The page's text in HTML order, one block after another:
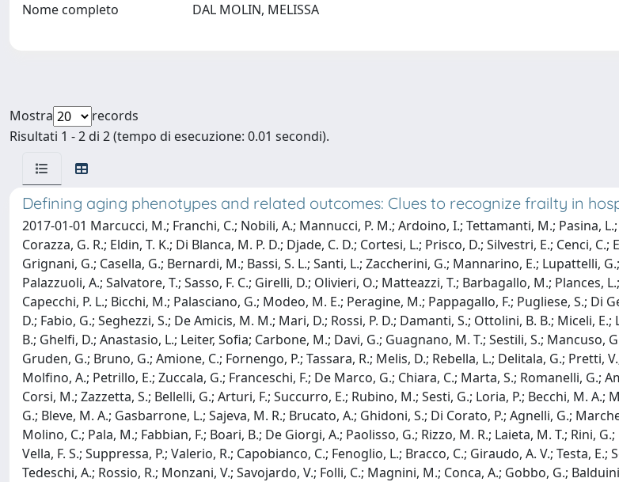
Nome completo DAL MOLIN, MELISSA
Mostra
records
Risultati 1 - 2 di 2 (tempo di esecuzione: 0.01 secondi).
Defining aging phenotypes and related outcomes: Clues to recognize frailty in
2017-01-01 Marcucci, M.; Franchi, C.; Nobili, A.; Mannucci, P. M.; Ardoino, I.; Tettamanti, M.; Pasina,
Corazza, G. R.; Eldin, T. K.; Di Blanca, M. P. D.; Djade, C. D.; Cortesi, L.; Prisco, D.; Silvestri, E.; Cenci,
Grignani, G.; Casella, G.; Bernardi, M.; Bassi, S. L.; Santi, L.; Zaccherini, G.; Mannarino, E.; Lupattelli,
Palazzuoli, A.; Salvatore, T.; Sasso, F. C.; Girelli, D.; Olivieri, O.; Matteazzi, T.; Barbagallo, M.; Plances,
Capecchi, P. L.; Bicchi, M.; Palasciano, G.; Modeo, M. E.; Peragine, M.; Pappagallo, F.; Pugliese, S.;
D.; Fabio, G.; Seghezzi, S.; De Amicis, M. M.; Mari, D.; Rossi, P. D.; Damanti, S.; Ottolini, B. B.; Miceli,
B.; Ghelfi, D.; Anastasio, L.; Leiter, Sofia; Carbone, M.; Davi, G.; Guagnano, M. T.; Sestili, S.; Mancuso,
Gruden, G.; Bruno, G.; Amione, C.; Fornengo, P.; Tassara, R.; Melis, D.; Rebella, L.; Delitala, G.; Pretti,
Molfino, A.; Petrillo, E.; Zuccala, G.; Franceschi, F.; De Marco, G.; Chiara, C.; Marta, S.; Romanelli, G.;
Corsi, M.; Zazzetta, S.; Bellelli, G.; Arturi, F.; Succurro, E.; Rubino, M.; Sesti, G.; Loria, P.; Becchi, M.
G.; Bleve, M. A.; Gasbarrone, L.; Sajeva, M. R.; Brucato, A.; Ghidoni, S.; Di Corato, P.; Agnelli, G.;
Molino, C.; Pala, M.; Fabbian, F.; Boari, B.; De Giorgi, A.; Paolisso, G.; Rizzo, M. R.; Laieta, M. T.; Rini,
Vella, F. S.; Suppressa, P.; Valerio, R.; Capobianco, C.; Fenoglio, L.; Bracco, C.; Giraudo, A. V.; Testa,
Tedeschi, A.; Rossio, R.; Monzani, V.; Savojardo, V.; Folli, C.; Magnini, M.; Conca, A.; Gobbo, G.;